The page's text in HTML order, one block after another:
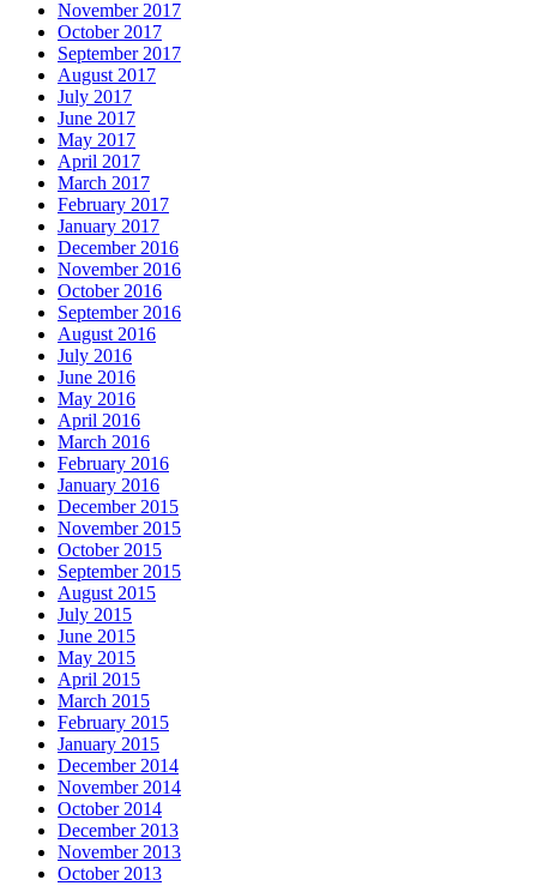
November 2017
October 2017
September 2017
August 2017
July 2017
June 2017
May 2017
April 2017
March 2017
February 2017
January 2017
December 2016
November 2016
October 2016
September 2016
August 2016
July 2016
June 2016
May 2016
April 2016
March 2016
February 2016
January 2016
December 2015
November 2015
October 2015
September 2015
August 2015
July 2015
June 2015
May 2015
April 2015
March 2015
February 2015
January 2015
December 2014
November 2014
October 2014
December 2013
November 2013
October 2013